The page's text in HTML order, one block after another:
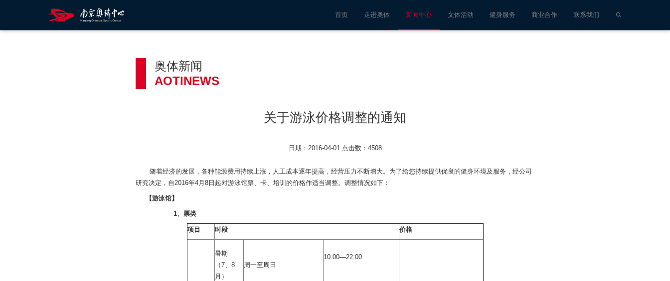
首页 走进奥体 新闻中心 文体活动 健身服务 商业合作 联系我们
奥体新闻
AOTINEWS
关于游泳价格调整的通知
日期：2016-04-01 点击数：4508
随着经济的发展，各种能源费用持续上涨，人工成本逐年提高，经营压力不断增大。为了给您持续提供优良的健身环境及服务，经公司
研究决定，自2016年4月8日起对游泳馆票、卡、培训的价格作适当调整。调整情况如下：
【游泳馆】
1、 票类
项目 时段 价格
暑期
（7、8
月）
周一至周日
10:00—22:00